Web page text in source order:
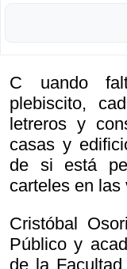
C uando
plebiscito,
letreros y
casas y
de si está
carteles en las
Cristóbal
Público y
de la